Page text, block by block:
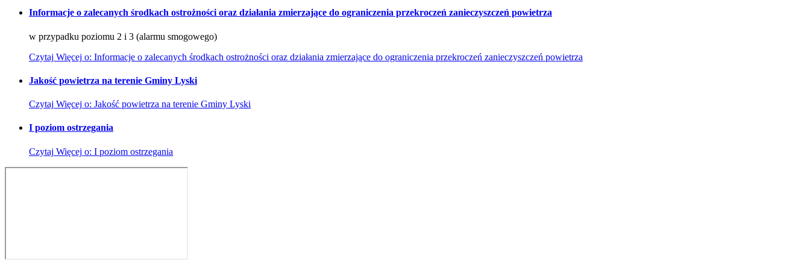
Informacje o zalecanych środkach ostrożności oraz działania zmierzające do ograniczenia przekroczeń zanieczyszczeń powietrza
w przypadku poziomu 2 i 3 (alarmu smogowego)
Czytaj Więcej o: Informacje o zalecanych środkach ostrożności oraz działania zmierzające do ograniczenia przekroczeń zanieczyszczeń powietrza
Jakość powietrza na terenie Gminy Lyski
Czytaj Więcej o: Jakość powietrza na terenie Gminy Lyski
I poziom ostrzegania
Czytaj Więcej o: I poziom ostrzegania